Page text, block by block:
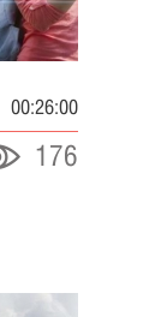
00:26:00
176